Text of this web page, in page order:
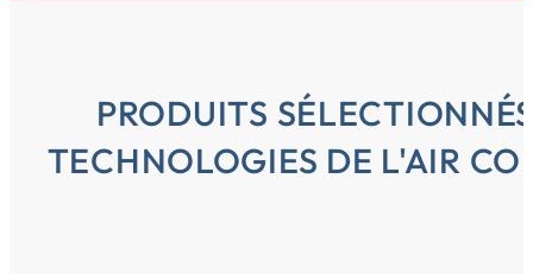
PRODUITS
TECHNOLOGIES DE L'AIR